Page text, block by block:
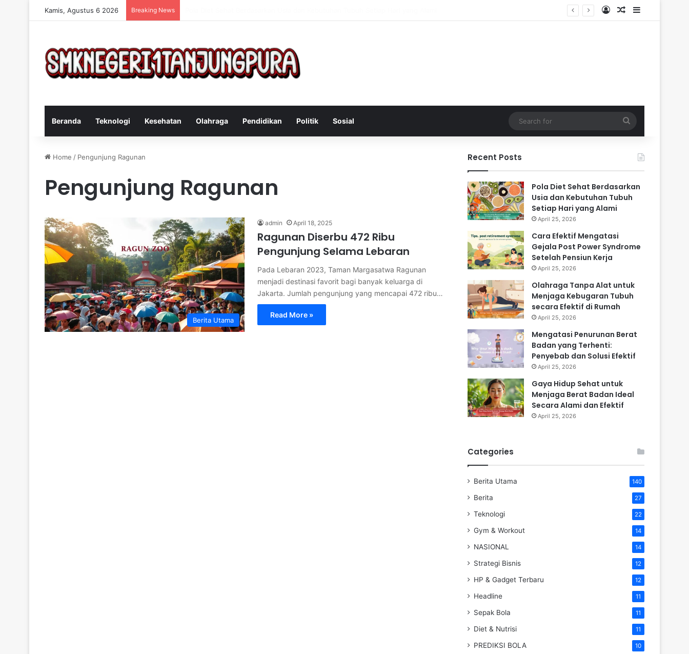
Kamis, Agustus 6 2026 Breaking News Log InRandom Article
Sidebar
Beranda Teknologi Kesehatan Olahraga Pendidikan Politik Sosial
for
Home / Pengunjung Ragunan
Pengunjung Ragunan
Berita Utama
admin April 18, 2025
Ragunan Diserbu 472 Ribu
Pengunjung Selama Lebaran
Pada Lebaran 2023, Taman Margasatwa Ragunan
menjadi destinasi favorit bagi banyak keluarga di
Jakarta. Jumlah pengunjung yang mencapai 472 ribu…
Read More »
Recent Posts
Pola Diet Sehat Berdasarkan
Usia dan Kebutuhan Tubuh
Setiap Hari yang Alami
April 25, 2026
Cara Efektif Mengatasi
Gejala Post Power Syndrome
Setelah Pensiun Kerja
April 25, 2026
Olahraga Tanpa Alat untuk
Menjaga Kebugaran Tubuh
secara Efektif di Rumah
April 25, 2026
Mengatasi Penurunan Berat
Badan yang Terhenti:
Penyebab dan Solusi Efektif
April 25, 2026
Gaya Hidup Sehat untuk
Menjaga Berat Badan Ideal
Secara Alami dan Efektif
April 25, 2026
Categories
Berita Utama 140
Berita 27
Teknologi 22
Gym & Workout 14
NASIONAL 14
Strategi Bisnis 12
HP & Gadget Terbaru 12
Headline 11
Sepak Bola 11
Diet & Nutrisi 11
PREDIKSI BOLA 10